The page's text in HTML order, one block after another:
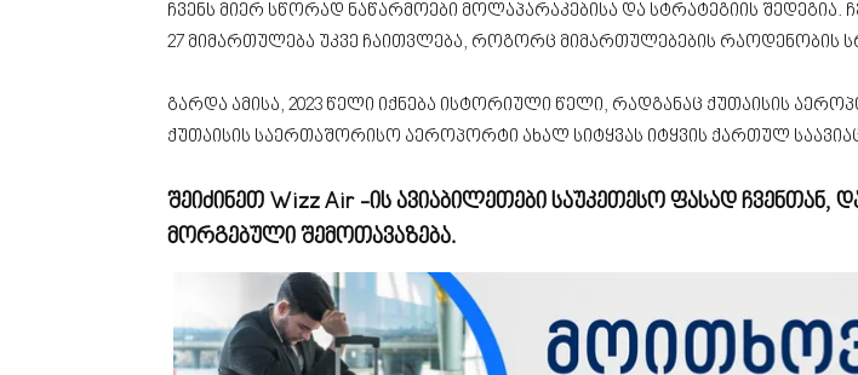
ჩვენს მიერ სწორად ნაწარმოები მოლაპარაკებისა და სტრატეგიის შედეგია.
27 მიმართულება უკვე ჩაითვლება, როგორც მიმართულებების რაოდენობის
გარდა ამისა, 2023 წელი იქნება ისტორიული წელი, რადგანაც ქუთაისის
ქუთაისის საერთაშორისო აეროპორტი ახალ სიტყვას იტყვის ქართულ
შეიძინეთ Wizz Air -ის ავიაბილეთები საუკეთესო ფასად ჩვენთან,
მორგებული შემოთავაზება.